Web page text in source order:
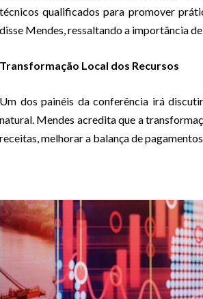
técnicos qualificados para promover
disse Mendes, ressaltando a importância
Transformação Local dos Recursos
Um dos painéis da conferência irá
natural. Mendes acredita que a
receitas, melhorar a balança de